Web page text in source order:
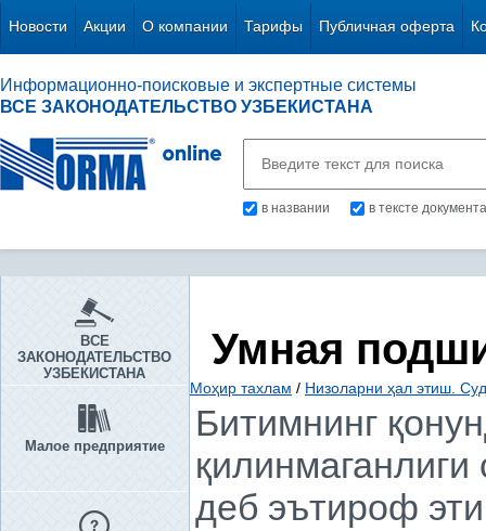
Новости Акции О компании Тарифы Публичная оферта
Информационно-поисковые и экспертные системы
ВСЕ ЗАКОНОДАТЕЛЬСТВО УЗБЕКИСТАНА
в названии в тексте документа
ВСЕ
ЗАКОНОДАТЕЛЬСТВО
УЗБЕКИСТАНА
Малое предприятие
Умная
Моҳир тахлам / Низоларни ҳал этиш.
Битимнинг
деб эътироф